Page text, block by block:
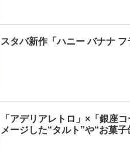
スタバ新作「ハニー バナナ フ
「アデリアレトロ」×「銀座
メージした“タルト”や“お菓子